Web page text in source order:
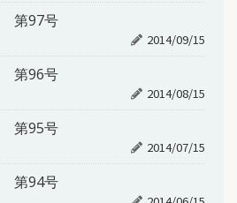
第97号
2014/09/15
第96号
2014/08/15
第95号
2014/07/15
第94号